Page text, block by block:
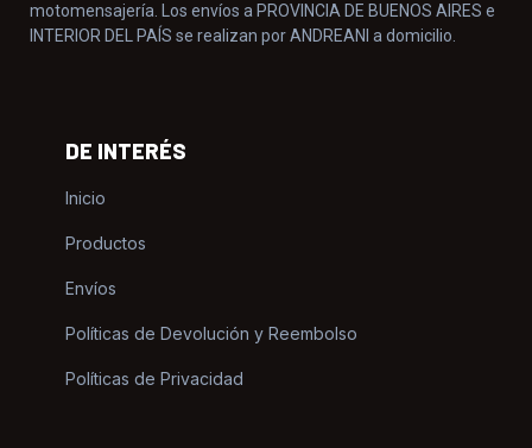
motomensajería. Los envíos a PROVINCIA DE BUENOS AIRES e
INTERIOR DEL PAÍS se realizan por ANDREANI a domicilio.
DE INTERÉS
Inicio
Productos
Envíos
Políticas de Devolución y Reembolso
Políticas de Privacidad